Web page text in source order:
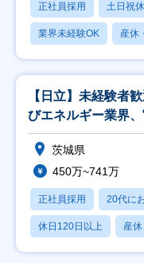
正社員採用 土日祝
業界未経験OK 産休
【日立】未経験者
びエネルギー業界
茨城県
450万~741万
正社員採用 20代に
休日120日以上 産